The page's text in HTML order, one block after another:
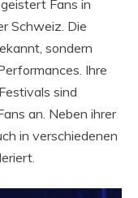
Fans in
Schweiz. Die
sondern
Ihre
sind
an. Neben ihrer
in verschiedenen